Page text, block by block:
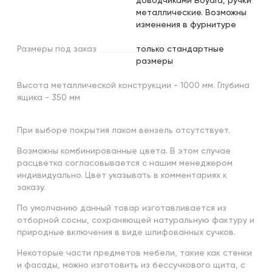
металлические. Возможны
изменения в фурнитуре
Размеры под заказ
только стандартные
размеры
Высота металлической конструкции - 1000 мм. Глубина
ящика - 350 мм
При выборе покрытия лаком вензель отсутствует.
Возможны комбинированные цвета. В этом случае
расцветка согласовывается с нашим менеджером
индивидуально. Цвет указывать в комментариях к
заказу.
По умолчанию данный товар изготавливается из
отборной сосны, сохраняющей натуральную фактуру и
природные включения в виде шлифованных сучков.
Некоторые части предметов мебели, такие как стенки
и фасады, можно изготовить из бессучкового щита, с